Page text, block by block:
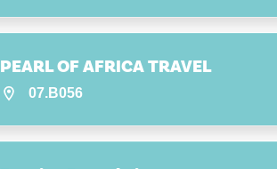
PEARL OF AFRICA TRAVEL
07.B056